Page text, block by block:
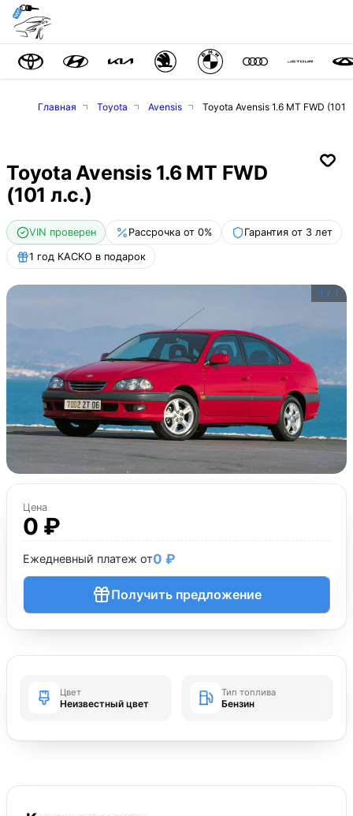
Главная Toyota Avensis Toyota Avensis 1.6 MT FWD (101
Toyota Avensis 1.6 MT FWD
(101 л.с.)
VIN проверен Рассрочка от 0% Гарантия от 3 лет
1 год КАСКО в подарок
1 / 1
Цена
0 ₽
Ежедневный платеж от0 ₽
Получить предложение
Цвет
Неизвестный цвет
Тип топлива
Бензин